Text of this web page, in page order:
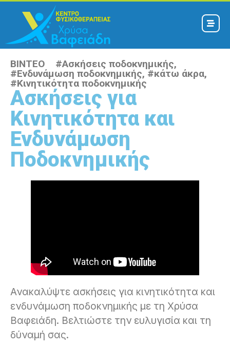
ΒΙΝΤΕΟ #Ασκήσεις ποδοκνημικής,
#Ενδυνάμωση ποδοκνημικής, #κάτω άκρα,
#Κινητικότητα ποδοκνημικής
Ασκήσεις για
Κινητικότητα και
Ενδυνάμωση
Ποδοκνημικής
Ανακαλύψτε ασκήσεις για κινητικότητα και
ενδυνάμωση ποδοκνημικής με τη Χρύσα
Βαφειάδη. Βελτιώστε την ευλυγισία και τη
δύναμή σας.